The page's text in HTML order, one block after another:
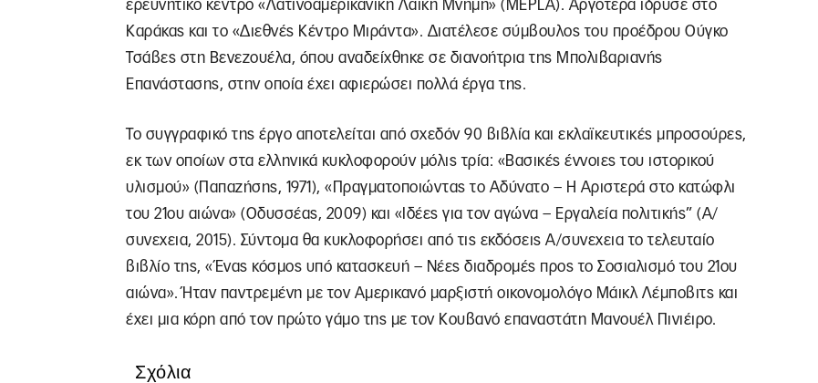
ερευνητικό κέντρο «Λατινοαμερικάνικη Λαϊκή Μνήμη» (MEPLA). Αργότερα ίδρυσε στο
Καράκας και το «Διεθνές Κέντρο Μιράντα». Διατέλεσε σύμβουλος του προέδρου Ούγκο
Τσάβες στη Βενεζουέλα, όπου αναδείχθηκε σε διανοήτρια της Μπολιβαριανής
Επανάστασης, στην οποία έχει αφιερώσει πολλά έργα της.
Το συγγραφικό της έργο αποτελείται από σχεδόν 90 βιβλία και εκλαϊκευτικές μπροσούρες,
εκ των οποίων στα ελληνικά κυκλοφορούν μόλις τρία: «Βασικές έννοιες του ιστορικού
υλισμού» (Παπαζήσης, 1971), «Πραγματοποιώντας το Αδύνατο – Η Αριστερά στο κατώφλι
του 21ου αιώνα» (Οδυσσέας, 2009) και «Ιδέες για τον αγώνα – Εργαλεία πολιτικής” (Α/
συνεχεια, 2015). Σύντομα θα κυκλοφορήσει από τις εκδόσεις Α/συνεχεια το τελευταίο
βιβλίο της, «Ένας κόσμος υπό κατασκευή – Νέες διαδρομές προς το Σοσιαλισμό του 21ου
αιώνα». Ήταν παντρεμένη με τον Αμερικανό μαρξιστή οικονομολόγο Μάικλ Λέμποβιτς και
έχει μια κόρη από τον πρώτο γάμο της με τον Κουβανό επαναστάτη Μανουέλ Πινιέιρο.
Σχόλια